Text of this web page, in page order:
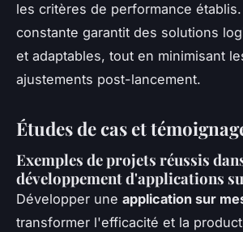
les critères de performance
constante garantit des solutions
et adaptables, tout en minimisant
ajustements post-lancement.
Études de cas et
Exemples de projets réussis
développement d'applications
Développer une application sur
transformer l'efficacité et la